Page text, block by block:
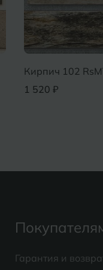
Кирпич 102
1 520 ₽
Гарантия и